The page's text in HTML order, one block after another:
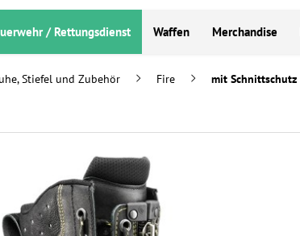
/ Rettungsdienst Waffen Merchandise
Stiefel und Zubehör Fire mit Schnittschutz